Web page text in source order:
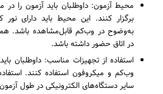
محیط آزمون: داوطلبان باید آزمون را
برگزار کنند. این محیط باید دارای
به‌وضوح در وب‌کم قابل‌مشاهده باشد.
در اتاق حضور داشته باشد.
استفاده از تجهیزات مناسب: داوطلبان
وب‌کم و میکروفون استفاده کنند.
سایر دستگاه‌های الکترونیکی در طول